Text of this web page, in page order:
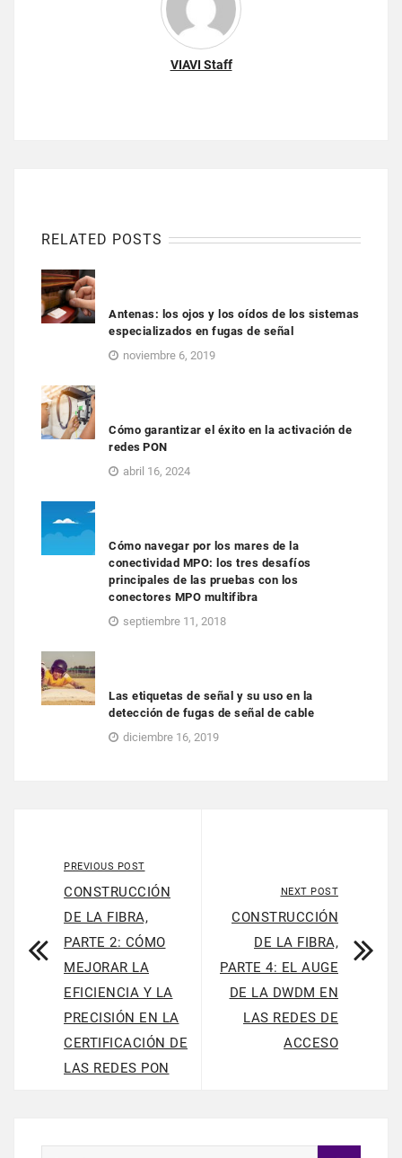
VIAVI Staff
RELATED POSTS
Antenas: los ojos y los oídos de los sistemas
especializados en fugas de señal
noviembre 6, 2019
Cómo garantizar el éxito en la activación de
redes PON
abril 16, 2024
Cómo navegar por los mares de la
conectividad MPO: los tres desafíos
principales de las pruebas con los
conectores MPO multifibra
septiembre 11, 2018
Las etiquetas de señal y su uso en la
detección de fugas de señal de cable
diciembre 16, 2019
PREVIOUS POST
CONSTRUCCIÓN
DE LA FIBRA,
PARTE 2: CÓMO
MEJORAR LA
EFICIENCIA Y LA
PRECISIÓN EN LA
CERTIFICACIÓN DE
LAS REDES PON
NEXT POST
CONSTRUCCIÓN
DE LA FIBRA,
PARTE 4: EL AUGE
DE LA DWDM EN
LAS REDES DE
ACCESO